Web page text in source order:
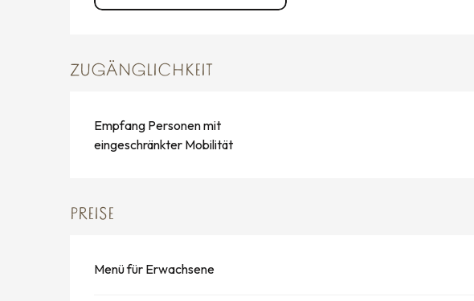
ZUGÄNGLICHKEIT
Empfang Personen mit
eingeschränkter Mobilität
PREISE
Menü für Erwachsene